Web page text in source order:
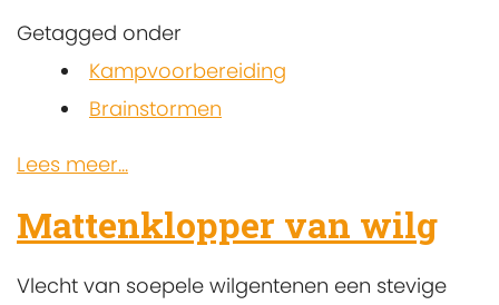
Getagged onder
Kampvoorbereiding
Brainstormen
Lees meer...
Mattenklopper van wilg
Vlecht van soepele wilgentenen een stevige